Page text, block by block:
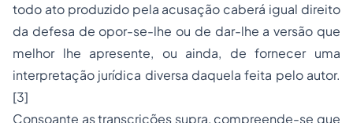
todo ato produzido pela acusação caberá igual direito
da defesa de opor-se-lhe ou de dar-lhe a versão que
melhor lhe apresente, ou ainda, de fornecer uma
interpretação jurídica diversa daquela feita pelo autor.
[3]
Consoante as transcrições supra, compreende-se que